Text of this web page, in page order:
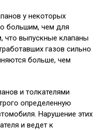
у некоторых
большим, чем для
что выпускные клапаны
газов сильно
больше, чем
и толкателями
определенную
Нарушение этих
и ведет к